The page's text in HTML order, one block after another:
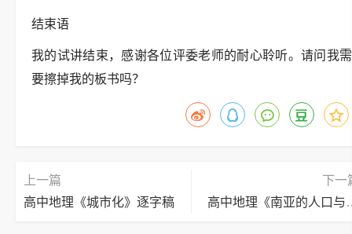
结束语
我的试讲结束，感谢各位评委老师的耐心聆听。请问我需
要擦掉我的板书吗？
上一篇
高中地理《城市化》逐字稿
下一
高中地理